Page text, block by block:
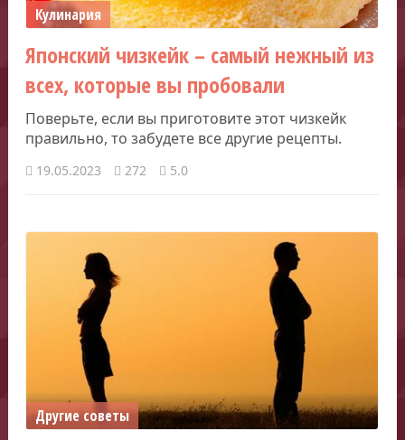
Кулинария
Японский чизкейк – самый нежный из
всех, которые вы пробовали
Поверьте, если вы приготовите этот чизкейк
правильно, то забудете все другие рецепты.
19.05.2023 272 5.0
Другие советы